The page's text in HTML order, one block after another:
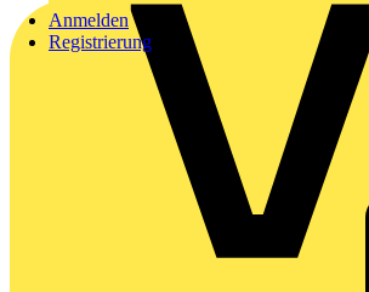
Anmelden
Registrierung